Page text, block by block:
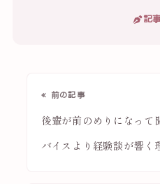
記
« 前の記事
後輩が前のめりになって
バイスより経験談が響く